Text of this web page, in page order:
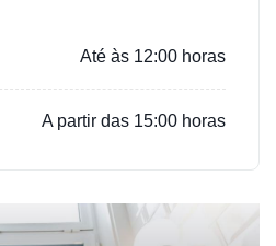
Até às 12:00 horas
A partir das 15:00 horas